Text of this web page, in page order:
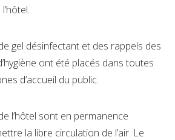
gel désinfectant et des rappels des
ont été placés dans toutes
d’accueil du public.
l’hôtel sont en permanence
la libre circulation de l’air. Le